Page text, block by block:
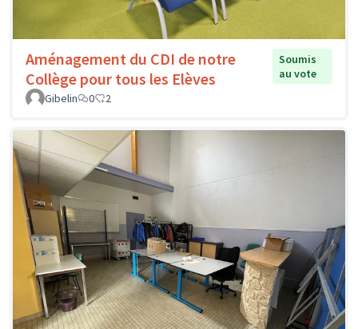
Aménagement du CDI de notre
Collège pour tous les Elèves
Soumis
au vote
Gibelin
0 2